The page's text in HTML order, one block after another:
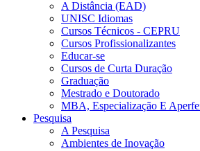
A Distância (EAD)
UNISC Idiomas
Cursos Técnicos - CEPRU
Cursos Profissionalizantes
Educar-se
Cursos de Curta Duração
Graduação
Mestrado e Doutorado
MBA, Especialização E
Pesquisa
A Pesquisa
Ambientes de Inovação